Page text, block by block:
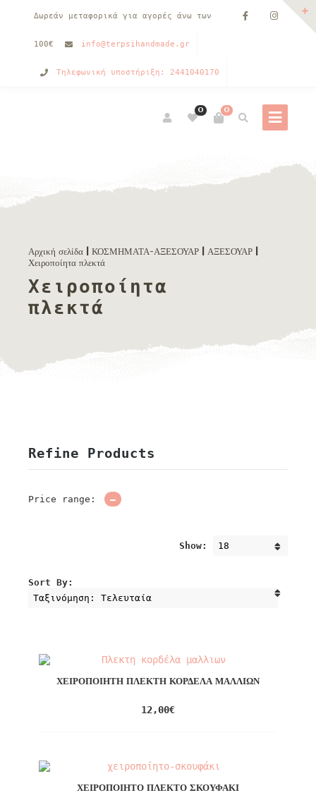
Δωρεάν μεταφορικά για αγορές άνω των
100€ info@terpsihandmade.gr
Τηλεφωνική υποστήριξη: 2441040170
0
0
Αρχική σελίδα ΚΟΣΜΗΜΑΤΑ-ΑΞΕΣΟΥΑΡ ΑΞΕΣΟΥΑΡ
Χειροποίητα πλεκτά
Χειροποίητα
πλεκτά
Refine Products
Price range: —
Show:
Sort By:
ΧΕΙΡΟΠΟΊΗΤΗ ΠΛΕΚΤΉ ΚΟΡΔΈΛΑ ΜΑΛΛΙΏΝ
12,00€
ΧΕΙΡΟΠΟΊΗΤΟ ΠΛΕΚΤΌ ΣΚΟΥΦΆΚΙ